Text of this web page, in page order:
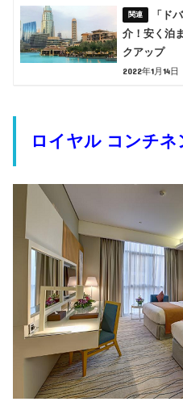
「ド
介！安く泊
クアップ
2022年1月14日
ロイヤル コンチ